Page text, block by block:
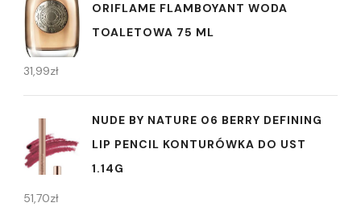
ORIFLAME FLAMBOYANT WODA
TOALETOWA 75 ML
31,99zł
NUDE BY NATURE 06 BERRY DEFINING
LIP PENCIL KONTURÓWKA DO UST
1.14G
51,70zł